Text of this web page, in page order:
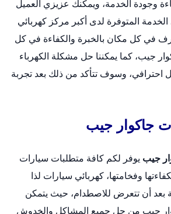
وجودة الخدمة، ويمكنك عزيزي العميل
المتوفرة لدى أكبر مركز كهربائي
في كل مكان بالخبرة والكفاءة في كل
جيب، كما يمكننا حل مشكلة الكهرباء
احترافي، وسوف تتأكد من ذلك بعد تجربة
جاكوار جيب
جيب يوفر لكم كافة متطلبات سيارات
وفخامتها، كهربائي سيارات لذا
بعد أن تتعرض للاصطدام، حيث يتمكن
جيب من حل جميع المشاكل والخدوش